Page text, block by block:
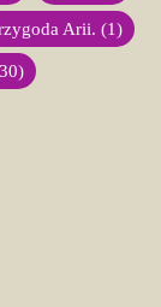
Arii. (1)